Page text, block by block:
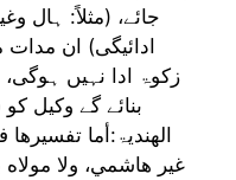
جائے، (مثلاً: ہال
ادائیگی) ان
زکوۃ ادا نہیں
بنائے گے وکیل
الھندیۃ:أما
غير هاشمي، ولا